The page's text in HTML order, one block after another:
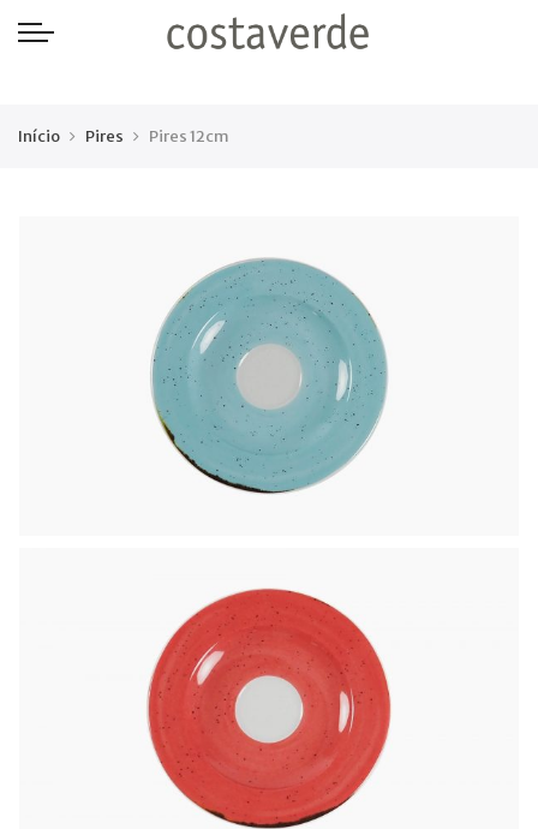
Início Pires Pires 12cm